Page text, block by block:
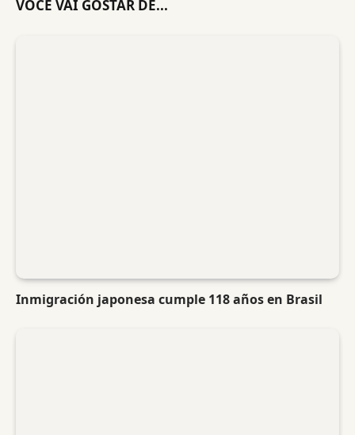
VOCÊ VAI GOSTAR DE...
Inmigración japonesa cumple 118 años en Brasil